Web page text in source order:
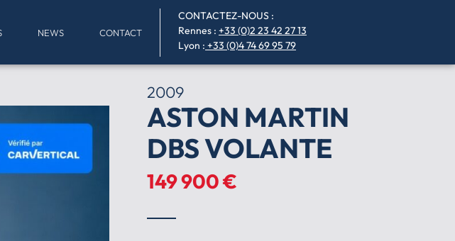
NEWS CONTACT
CONTACTEZ-NOUS :
Rennes : +33 (0)2 23 42 27 13
Lyon : +33 (0)4 74 69 95 79
2009
ASTON MARTIN
DBS VOLANTE
149 900 €